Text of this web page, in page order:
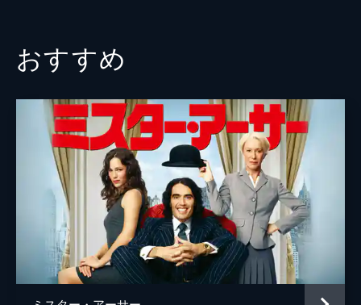
ジオ・ペレス
ドリアン・ミシック
ピーター・グリーン
ジェフ・ガーリン
キャシー・モリアーティ
おすすめ